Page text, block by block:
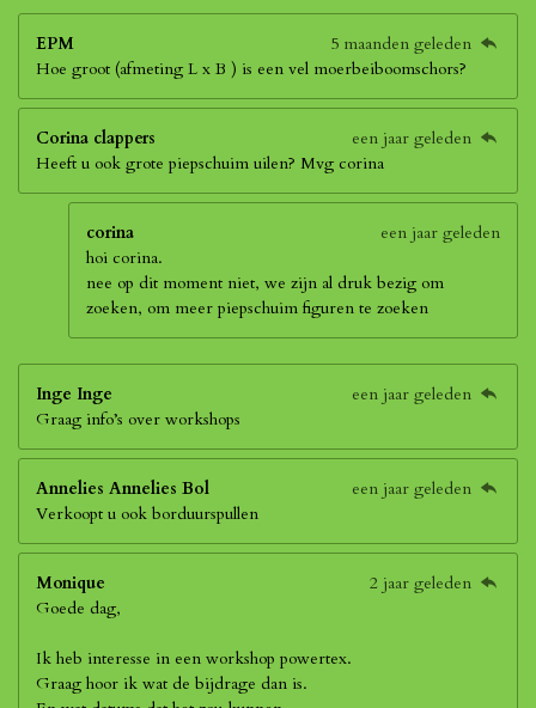
EPM
5 maanden geleden
Hoe groot (afmeting L x B ) is een vel moerbeiboomschors?
Corina clappers
een jaar geleden
Heeft u ook grote piepschuim uilen? Mvg corina
corina
een jaar geleden
hoi corina.
nee op dit moment niet, we zijn al druk bezig om
zoeken, om meer piepschuim figuren te zoeken
Inge Inge
een jaar geleden
Graag info’s over workshops
Annelies Annelies Bol
een jaar geleden
Verkoopt u ook borduurspullen
Monique
2 jaar geleden
Goede dag,
Ik heb interesse in een workshop powertex.
Graag hoor ik wat de bijdrage dan is.